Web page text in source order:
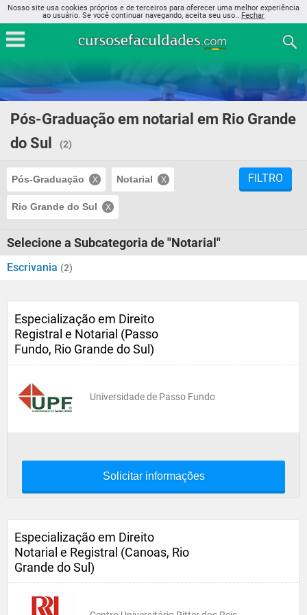
Nosso site usa cookies próprios e de terceiros para oferecer uma melhor experiência
ao usuário. Se você continuar navegando, aceita seu uso.. Fechar
Pós-Graduação em notarial em Rio Grande
do Sul
(2)
Pós-Graduação Notarial
Rio Grande do Sul
FILTRO
Selecione a Subcategoria de "Notarial"
Escrivania (2)
Especialização em Direito
Registral e Notarial (Passo
Fundo, Rio Grande do Sul)
Universidade de Passo Fundo
Solicitar informações
Especialização em Direito
Notarial e Registral (Canoas, Rio
Grande do Sul)